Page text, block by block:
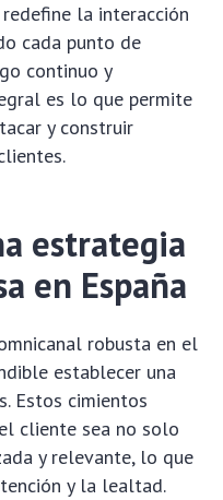
la interacción
cada punto de
continuo y
es lo que permite
y construir
estrategia
en España
robusta en el
establecer una
Estos cimientos
cliente sea no solo
y relevante, lo que
y la lealtad.